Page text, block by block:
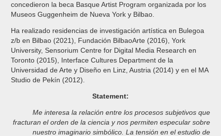
concedieron la beca Basque Artist Program organizada por los
Museos Guggenheim de Nueva York y Bilbao.
Ha realizado residencias de investigación artística en Bulegoa
z/b en Bilbao (2021), Fundación BilbaoArte (2016), York
University, Sensorium Centre for Digital Media Research en
Toronto (2015), Interface Cultures Department de la
Universidad de Arte y Diseño en Linz, Austria (2014) y en el MA
Studio de Pekín (2012).
Statement:
Me interesa la relación entre los procesos subjetivos que
fracturan el orden de la ciencia y nos permiten especular sobre
nuestro imaginario simbólico. La tensión en el estudio de